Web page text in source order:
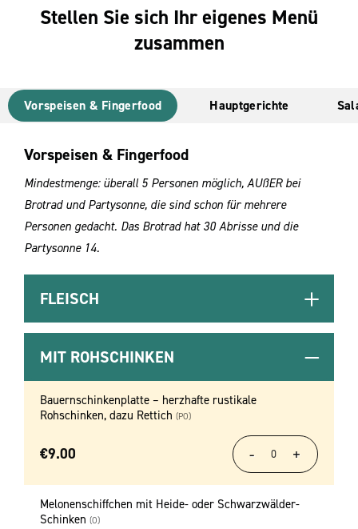
Stellen Sie sich Ihr eigenes Menü
zusammen
Vorspeisen & Fingerfood Hauptgerichte
Vorspeisen & Fingerfood
Mindestmenge: überall 5 Personen möglich, AUßER bei
Brotrad und Partysonne, die sind schon für mehrere
Personen gedacht. Das Brotrad hat 30 Abrisse und die
Partysonne 14.
FLEISCH
MIT ROHSCHINKEN
Bauernschinkenplatte – herzhafte rustikale
Rohschinken, dazu Rettich (PO)
€9.00
Melonenschiffchen mit Heide- oder Schwarzwälder-
Schinken (O)